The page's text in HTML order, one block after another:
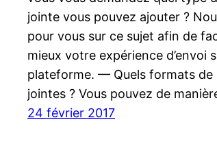
jointe vous pouvez ajouter ?
pour vous sur ce sujet afin de
mieux votre expérience d’envoi
plateforme. — Quels formats de
jointes ? Vous pouvez de
24 février 2017